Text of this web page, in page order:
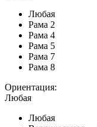
Любая
Рама 2
Рама 4
Рама 5
Рама 7
Рама 8
Ориентация:
Любая
Любая